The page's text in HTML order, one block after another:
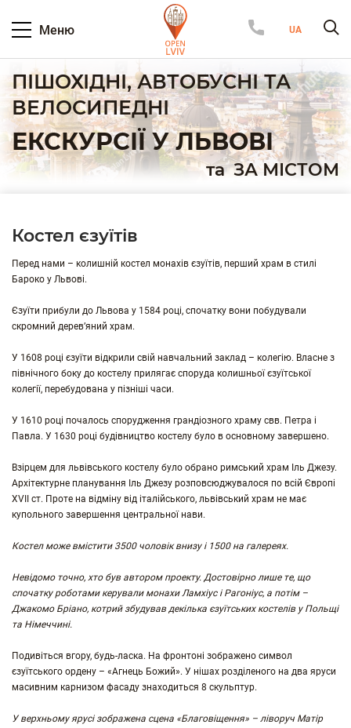
Меню
ПІШОХІДНІ, АВТОБУСНІ ТА
ВЕЛОСИПЕДНІ
ЕКСКУРСІЇ У ЛЬВОВІ
таЗА МІСТОМ
Костел єзуїтів
Перед нами – колишній костел монахів єзуїтів, перший храм в стилі
Бароко у Львові.
Єзуїти прибули до Львова у 1584 році, спочатку вони побудували
скромний дерев’яний храм.
У 1608 році єзуїти відкрили свій навчальний заклад – колегію. Власне з
північного боку до костелу прилягає споруда колишньої єзуїтської
колегії, перебудована у пізніші часи.
У 1610 році почалось спорудження грандіозного храму свв. Петра і
Павла. У 1630 році будівництво костелу було в основному завершено.
Взірцем для львівського костелу було обрано римський храм Іль Джезу.
Архітектурне планування Іль Джезу розповсюджувалося по всій Європі
XVII ст. Проте на відміну від італійського, львівський храм не має
купольного завершення центральної нави.
Костел може вмістити 3500 чоловік внизу і 1500 на галереях.
Невідомо точно, хто був автором проекту. Достовірно лише те, що
спочатку роботами керували монахи Ламхіус і Рагоніус, а потім –
Джакомо Бріано, котрий збудував декілька єзуїтських костелів у Польщі
та Німеччині.
Подивіться вгору, будь-ласка. На фронтоні зображено символ
єзуїтського ордену – «Агнець Божий». У нішах розділеного на два яруси
масивним карнизом фасаду знаходиться 8 скульптур.
У верхньому ярусі зображена сцена «Благовіщення» – ліворуч Матір